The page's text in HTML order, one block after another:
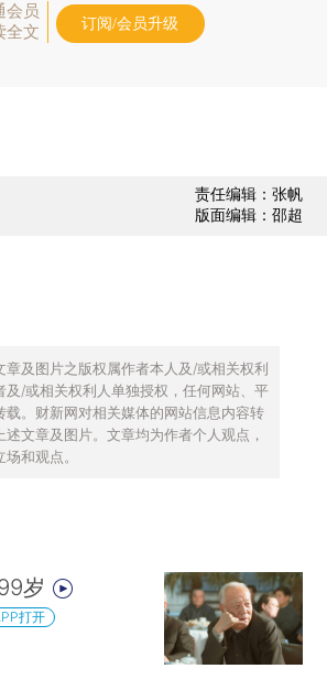
会员
全文
订阅/会员升级
责任编辑：张帆
版面编辑：邵超
章及图片之版权属作者本人及/或相关权利
及/或相关权利人单独授权，任何网站、平
载。财新网对相关媒体的网站信息内容转
文章及图片。文章均为作者个人观点，
和观点。
岁
打开